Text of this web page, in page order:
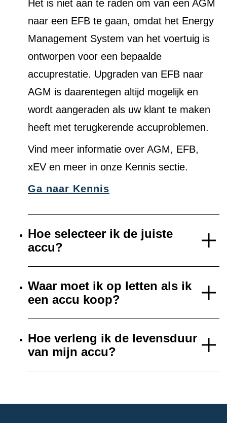
Het is niet aan te raden om van een AGM
naar een EFB te gaan, omdat het Energy
Management System van het voertuig is
ontworpen voor een bepaalde
accuprestatie. Upgraden van EFB naar
AGM is daarentegen altijd mogelijk en
wordt aangeraden als uw klant te maken
heeft met terugkerende accuproblemen.
Vind meer informatie over AGM, EFB,
xEV en meer in onze Kennis sectie.
Ga naar Kennis
Hoe selecteer ik de juiste
accu?
Waar moet ik op letten als ik
een accu koop?
Hoe verleng ik de levensduur
van mijn accu?